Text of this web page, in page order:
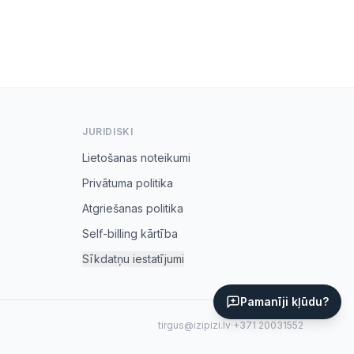
Pamanīji kļūdu?
JURIDISKI
Lietošanas noteikumi
Privātuma politika
Atgriešanas politika
Self-billing kārtība
Sīkdatņu iestatījumi
tirgus@izipizi.lv·+371 20031552